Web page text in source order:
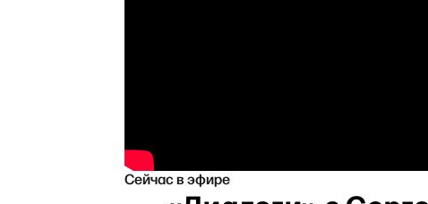
Сейчас в эфире